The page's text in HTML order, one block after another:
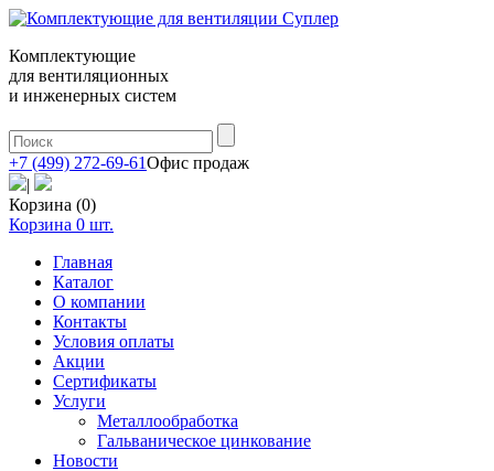
Комплектующие
для вентиляционных
и инженерных систем
+7 (499) 272-69-61Офис продаж
|
Корзина (0)
Корзина 0 шт.
Главная
Каталог
О компании
Контакты
Условия оплаты
Акции
Сертификаты
Услуги
Металлообработка
Гальваническое цинкование
Новости